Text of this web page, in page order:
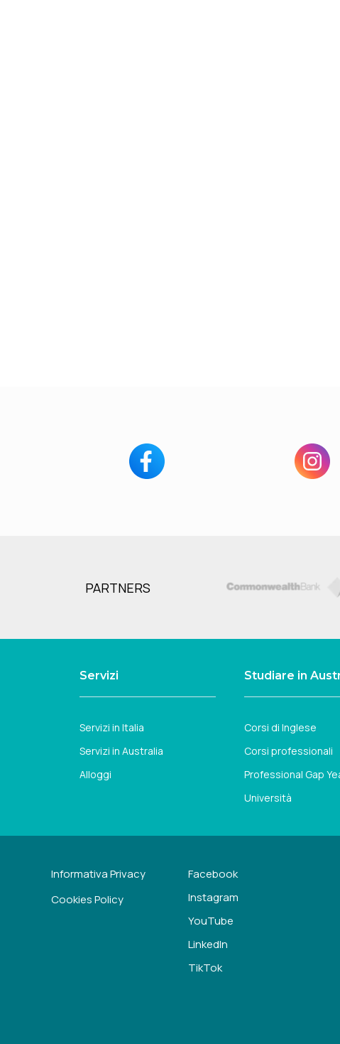
PARTNERS
Servizi
Servizi in Italia
Servizi in Australia
Alloggi
Studiare in
Corsi di Inglese
Corsi professionali
Professional Gap
Università
Informativa Privacy
Cookies Policy
Facebook
Instagram
YouTube
LinkedIn
TikTok